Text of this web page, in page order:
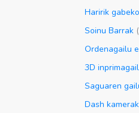
Haririk
Soinu Barrak
Ordenagailu
3D
Saguaren
Dash kamerak